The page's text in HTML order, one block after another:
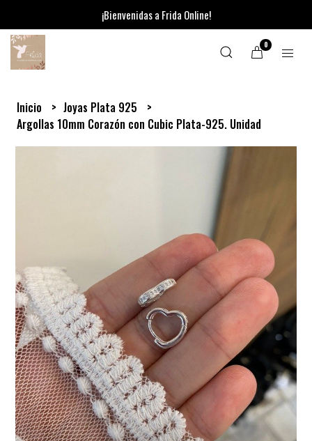
¡Bienvenidas a Frida Online!
0
Inicio
Joyas Plata 925
Argollas 10mm Corazón con Cubic Plata-925. Unidad